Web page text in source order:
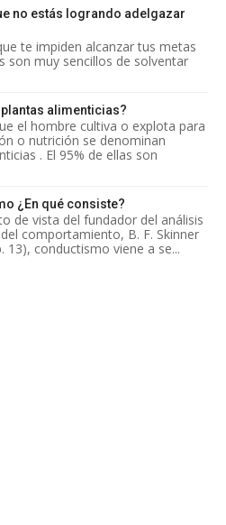
no estás logrando adelgazar
te impiden alcanzar tus metas
son muy sencillos de solventar
alimenticias?
el hombre cultiva o explota para
o nutrición se denominan
. El 95% de ellas son
¿En qué consiste?
de vista del fundador del análisis
comportamiento, B. F. Skinner
13), conductismo viene a se...